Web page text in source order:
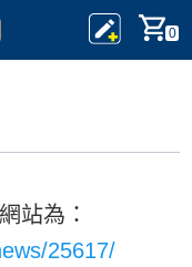
0
站為：
25617/